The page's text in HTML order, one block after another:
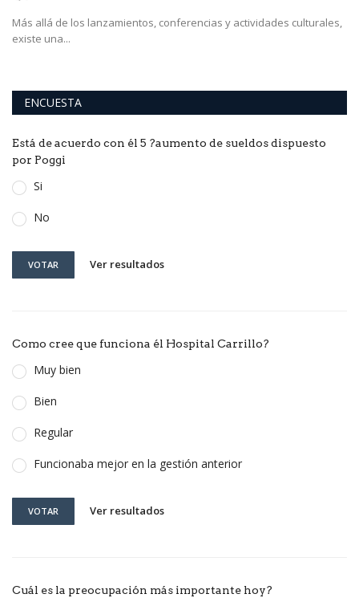
Más allá de los lanzamientos, conferencias y actividades culturales,
existe una...
ENCUESTA
Está de acuerdo con él 5 ?aumento de sueldos dispuesto
por Poggi
Si
No
VOTAR Ver resultados
Como cree que funciona él Hospital Carrillo?
Muy bien
Bien
Regular
Funcionaba mejor en la gestión anterior
VOTAR Ver resultados
Cuál es la preocupación más importante hoy?